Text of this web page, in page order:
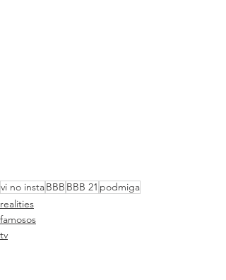
vi no instaBBB BBB 21 podmiga
realities
famosos
tv